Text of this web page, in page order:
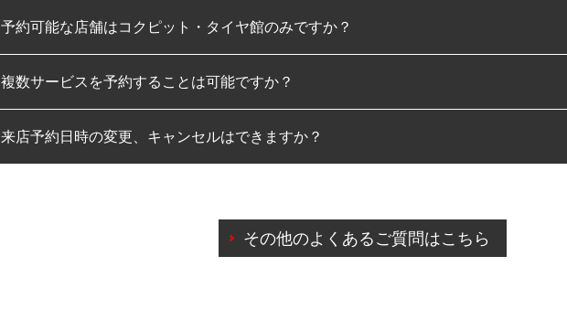
予約可能な店舗はコクピット・タイヤ館のみですか？
コクピット・タイヤ館のみとなります。
複数サービスを予約することは可能ですか？
複数サービスのご予約は可能です。
来店予約日時の変更、キャンセルはできますか？
また、やむを得ない事由によりご予約のキャンセルをご希望の際は、直接ご予約いた
その他のよくあるご質問はこちら